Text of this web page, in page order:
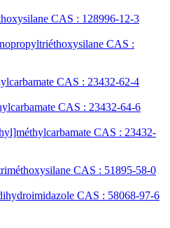
CAS : 128996-12-3
CAS :
CAS : 23432-62-4
CAS : 23432-64-6
CAS : 23432-
CAS : 51895-58-0
CAS : 58068-97-6